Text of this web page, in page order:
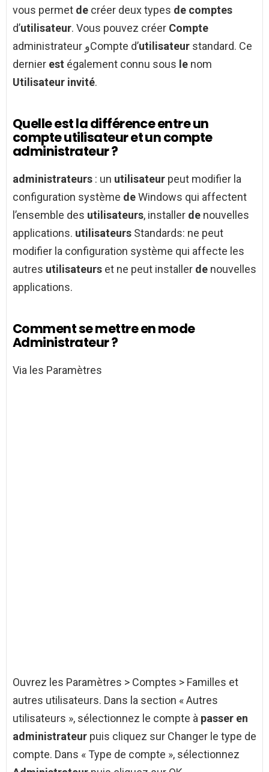
vous permet de créer deux types de comptes
d’utilisateur. Vous pouvez créer Compte
administrateur وCompte d’utilisateur standard. Ce
dernier est également connu sous le nom
Utilisateur invité.
Quelle est la différence entre un
compte utilisateur et un compte
administrateur ?
administrateurs : un utilisateur peut modifier la
configuration système deWindows qui affectent
l’ensemble des utilisateurs, installer de nouvelles
applications. utilisateurs Standards: ne peut
modifier la configuration système qui affecte les
autres utilisateurs et ne peut installer de nouvelles
applications.
Comment se mettre en mode
Administrateur ?
Via les Paramètres
Ouvrez les Paramètres > Comptes > Familles et
autres utilisateurs. Dans la section « Autres
utilisateurs », sélectionnez le compte à passer en
administrateur puis cliquez sur Changer le type de
compte. Dans « Type de compte », sélectionnez